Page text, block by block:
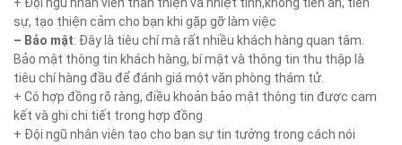
+ Đội ngũ nhân viên thân thiện và nhiệt tình,không tiền án, tiền
sự, tạo thiện cảm cho bạn khi gặp gỡ làm việc
– Bảo mật: Đây là tiêu chí mà rất nhiều khách hàng quan tâm.
Bảo mật thông tin khách hàng, bí mật và thông tin thu thập là
tiêu chí hàng đầu để đánh giá một văn phòng thám tử.
+ Có hợp đồng rõ ràng, điều khoản bảo mật thông tin được cam
kết và ghi chi tiết trong hợp đồng
+ Đội ngũ nhân viên tạo cho bạn sự tin tưởng trong cách nói